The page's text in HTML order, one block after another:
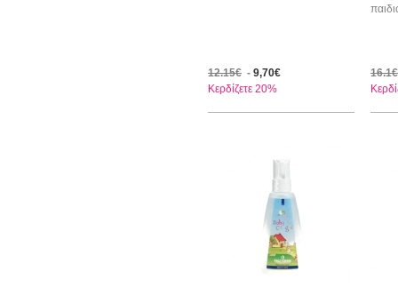
12.15€ - 9,70€
Κερδίζετε 20%
16.1€